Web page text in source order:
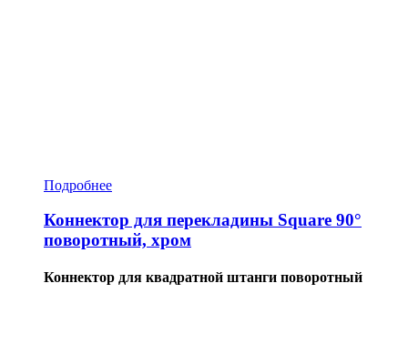
Подробнее
Коннектор для перекладины Square 90°
поворотный, хром
Коннектор для квадратной штанги поворотный